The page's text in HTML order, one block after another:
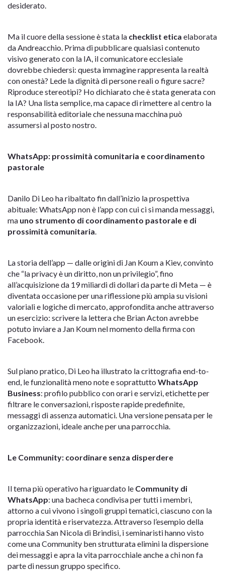
desiderato.
Ma il cuore della sessione è stata la checklist etica elaborata
da Andreacchio. Prima di pubblicare qualsiasi contenuto
visivo generato con la IA, il comunicatore ecclesiale
dovrebbe chiedersi: questa immagine rappresenta la realtà
con onestà? Lede la dignità di persone reali o figure sacre?
Riproduce stereotipi? Ho dichiarato che è stata generata con
la IA? Una lista semplice, ma capace di rimettere al centro la
responsabilità editoriale che nessuna macchina può
assumersi al posto nostro.
WhatsApp: prossimità comunitaria e coordinamento
pastorale
Danilo Di Leo ha ribaltato fin dall’inizio la prospettiva
abituale: WhatsApp non è l’app con cui ci si manda messaggi,
ma uno strumento di coordinamento pastorale e di
prossimità comunitaria.
La storia dell’app — dalle origini di Jan Koum a Kiev, convinto
che “la privacy è un diritto, non un privilegio”, fino
all’acquisizione da 19 miliardi di dollari da parte di Meta — è
diventata occasione per una riflessione più ampia su visioni
valoriali e logiche di mercato, approfondita anche attraverso
un esercizio: scrivere la lettera che Brian Acton avrebbe
potuto inviare a Jan Koum nel momento della firma con
Facebook.
Sul piano pratico, Di Leo ha illustrato la crittografia end-to-
end, le funzionalità meno note e soprattutto WhatsApp
Business: profilo pubblico con orari e servizi, etichette per
filtrare le conversazioni, risposte rapide predefinite,
messaggi di assenza automatici. Una versione pensata per le
organizzazioni, ideale anche per una parrocchia.
Le Community: coordinare senza disperdere
Il tema più operativo ha riguardato le Community di
WhatsApp: una bacheca condivisa per tutti i membri,
attorno a cui vivono i singoli gruppi tematici, ciascuno con la
propria identità e riservatezza. Attraverso l’esempio della
parrocchia San Nicola di Brindisi, i seminaristi hanno visto
come una Community ben strutturata elimini la dispersione
dei messaggi e apra la vita parrocchiale anche a chi non fa
parte di nessun gruppo specifico.